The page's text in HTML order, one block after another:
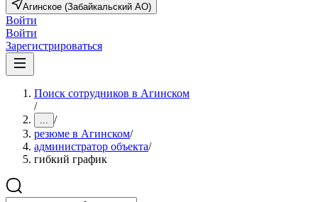
Агинское (Забайкальский АО)
Войти
Войти
Зарегистрироваться
Поиск сотрудников в Агинском
/
... /
резюме в Агинском/
администратор объекта/
гибкий график